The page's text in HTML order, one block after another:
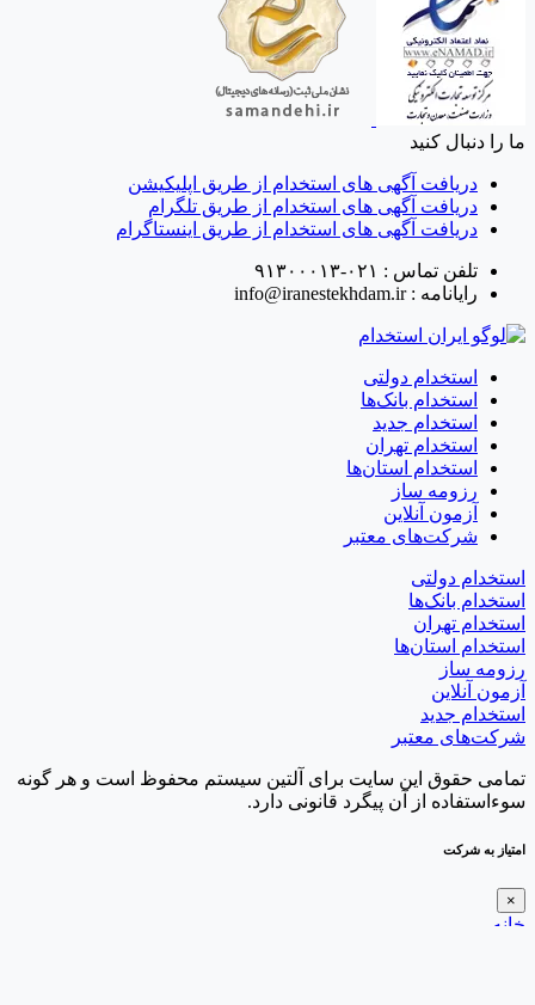
ما را دنبال کنید
دریافت آگهی های استخدام از طریق اپلیکیشن
دریافت آگهی های استخدام از طریق تلگرام
دریافت آگهی های استخدام از طریق اینستاگرام
تلفن تماس : ۰۲۱-۹۱۳۰۰۰۱۳
رایانامه :info@iranestekhdam.ir
استخدام دولتی
استخدام بانک‌ها
استخدام جدید
استخدام تهران
استخدام استان‌ها
رزومه ساز
آزمون آنلاین
شرکت‌های معتبر
استخدام دولتی
استخدام بانک‌ها
استخدام تهران
استخدام استان‌ها
رزومه ساز
آزمون آنلاین
استخدام جدید
شرکت‌های معتبر
تمامی حقوق این سایت برای آلتین سیستم محفوظ است و هر گونه
سوءاستفاده از آن پیگرد قانونی دارد.
امتیاز به شرکت
×
خانه